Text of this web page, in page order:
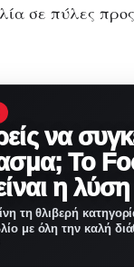
σε πύλες
να
Το
η λύση
τη θλιβερή
με όλη την καλή